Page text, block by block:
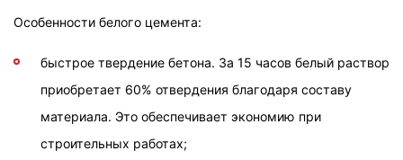
Особенности белого цемента:
быстрое твердение бетона. За 15 часов белый раствор
приобретает 60% отвердения благодаря составу
материала. Это обеспечивает экономию при
строительных работах;